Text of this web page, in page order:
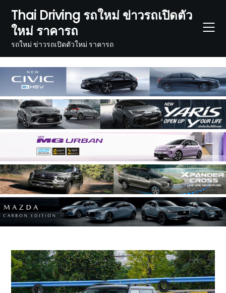
content
Thai Driving รถใหม่ ข่าวรถเปิดตัว
ใหม่ ราคารถ
รถใหม่ ข่าวรถเปิดตัวใหม่ ราคารถ